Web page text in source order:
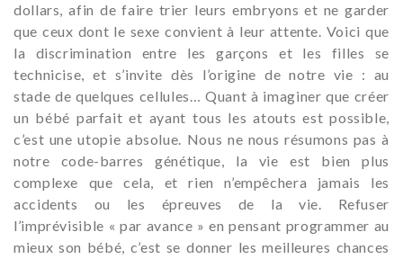
dollars, afin de faire trier leurs embryons et ne garder
que ceux dont le sexe convient à leur attente. Voici que
la discrimination entre les garçons et les filles se
technicise, et s’invite dès l’origine de notre vie : au
stade de quelques cellules… Quant à imaginer que créer
un bébé parfait et ayant tous les atouts est possible,
c’est une utopie absolue. Nous ne nous résumons pas à
notre code-barres génétique, la vie est bien plus
complexe que cela, et rien n’empêchera jamais les
accidents ou les épreuves de la vie. Refuser
l’imprévisible « par avance » en pensant programmer au
mieux son bébé, c’est se donner les meilleures chances